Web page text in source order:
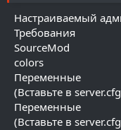
d
a
t
Настраиваемый
Требования
SourceMod
colors
Переменные
(Вставьте в
Переменные
(Вставьте в